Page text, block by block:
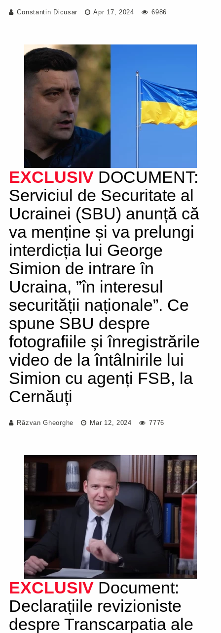
Constantin Dicusar Apr 17, 2024 6986
EXCLUSIV DOCUMENT:
Serviciul de Securitate al
Ucrainei (SBU) anunță că
va menține și va prelungi
interdicția lui George
Simion de intrare în
Ucraina, ”în interesul
securității naționale”. Ce
spune SBU despre
fotografiile și înregistrările
video de la întâlnirile lui
Simion cu agenți FSB, la
Cernăuți
Răzvan Gheorghe Mar 12, 2024 7776
EXCLUSIV Document:
Declarațiile revizioniste
despre Transcarpatia ale